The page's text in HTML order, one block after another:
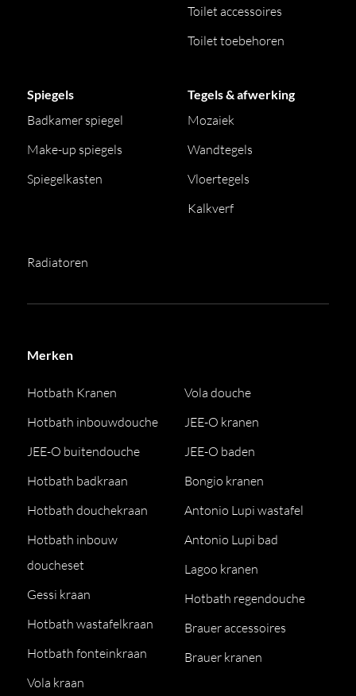
Toilet accessoires
Toilet toebehoren
Spiegels
Badkamer spiegel
Make-up spiegels
Spiegelkasten
Tegels & afwerking
Mozaiek
Wandtegels
Vloertegels
Kalkverf
Radiatoren
Merken
Hotbath Kranen
Hotbath inbouwdouche
JEE-O buitendouche
Hotbath badkraan
Hotbath douchekraan
Hotbath inbouw
doucheset
Gessi kraan
Hotbath wastafelkraan
Hotbath fonteinkraan
Vola kraan
Vola douche
JEE-O kranen
JEE-O baden
Bongio kranen
Antonio Lupi wastafel
Antonio Lupi bad
Lagoo kranen
Hotbath regendouche
Brauer accessoires
Brauer kranen